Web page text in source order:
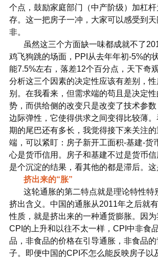
个点，鼓励家庭部门（中产阶级）加杠
存。这一把房子一冲，大家可以感受到
非。
虽然这三个方面缺一味都成就不了
鸡飞狗跳的场面，PPI从去年年初-5%的
能7.5%左右，落差12个百分点，天下奇
分析这三个因素的决定性应该有差别，
别。在我看来，但需求端的苟且是决定
势，而供给侧的改变只是改变了技术参
边际弹性，它使得供求之间变得比较薄
期的尾巴还有多长，我觉得接下来关注
端，可以紧盯：房子新开工面积-基建-货
心是货币信用。房子和基建不过是货币信
是个沉淀的结果，看其他的都是滞后。这
挤出来的“胀”
这轮通胀的第二特点就是理论特性特
挤出含义。中国的通胀从2011年之后就
性质，就是挤出来的一种通货膨胀。因
CPI的上升和以往不太一样，CPI中非食
品，非食品的价格在引导通胀，非食品
子。即便中国的CPI不怎么能反映房子以